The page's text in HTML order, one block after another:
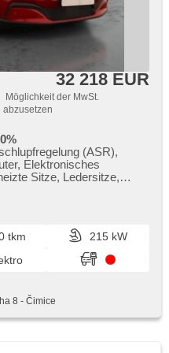
32 218 EUR
Möglichkeit der MwSt.
abzusetzen
(ASR),
Elektronisches
Sitze, Ledersitze,
beheizte Lenkrad,
tkm
215 kW
8 - Čimice